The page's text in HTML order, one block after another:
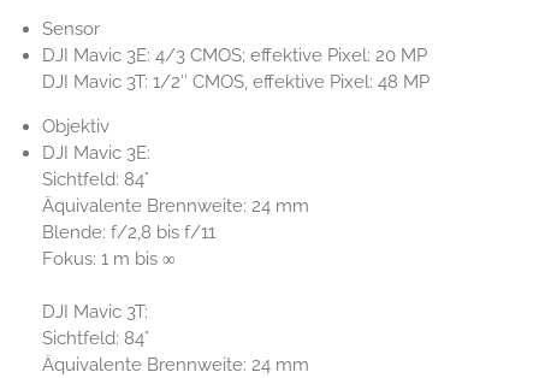
Sensor
DJI Mavic 3E: 4/3 CMOS; effektive Pixel: 20 MP
DJI Mavic 3T: 1/2″ CMOS, effektive Pixel: 48 MP
Objektiv
DJI Mavic 3E:
Sichtfeld: 84°
Äquivalente Brennweite: 24 mm
Blende: f/2,8 bis f/11
Fokus: 1 m bis ∞
DJI Mavic 3T:
Sichtfeld: 84°
Äquivalente Brennweite: 24 mm